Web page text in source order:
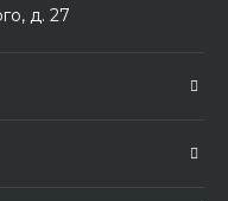
д. 27